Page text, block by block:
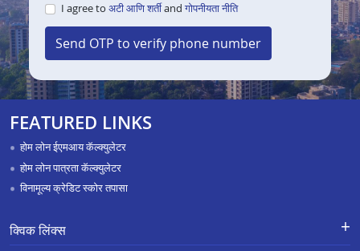
I agree to अटी आणि शर्तीand गोपनीयता नीति
Send OTP to verify phone number
FEATURED LINKS
होम लोन ईएमआय कॅल्क्युलेटर
होम लोन पात्रता कॅल्क्युलेटर
विनामूल्य क्रेडिट स्कोर तपासा
क्विक लिंक्स